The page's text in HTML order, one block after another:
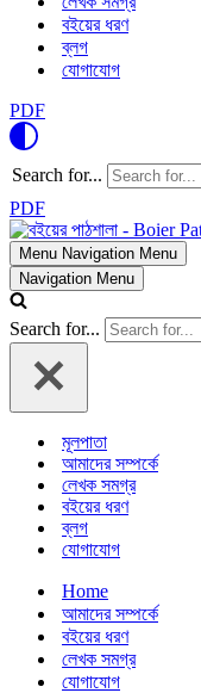
বইয়ের ধরণ
ব্লগ
যোগাযোগ
PDF
Search for...
PDF
Menu Navigation Menu
Navigation Menu
Search for...
মূলপাতা
আমাদের সম্পর্কে
লেখক সমগ্র
বইয়ের ধরণ
ব্লগ
যোগাযোগ
Home
আমাদের সম্পর্কে
বইয়ের ধরণ
লেখক সমগ্র
যোগাযোগ